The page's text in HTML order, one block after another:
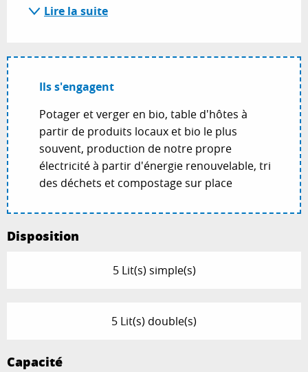
Lire la suite
Ils s'engagent
Potager et verger en bio, table d'hôtes à
partir de produits locaux et bio le plus
souvent, production de notre propre
électricité à partir d'énergie renouvelable, tri
des déchets et compostage sur place
Disposition
5 Lit(s) simple(s)
5 Lit(s) double(s)
Capacité